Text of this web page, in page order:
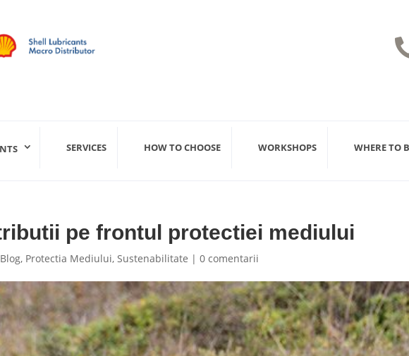
SERVICES HOW TO CHOOSE WORKSHOPS WHERE TO
pe frontul protectiei mediului
Blog, Protectia Mediului,Sustenabilitate |0 comentarii